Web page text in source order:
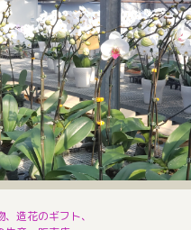
造花のギフト、